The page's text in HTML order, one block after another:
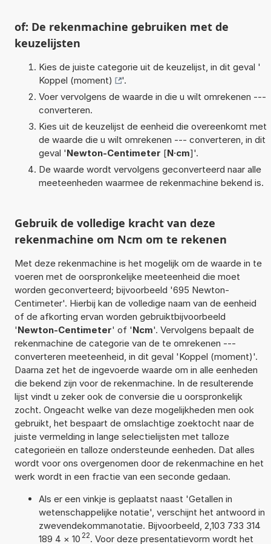
of: De rekenmachine gebruiken met de
keuzelijsten
Kies de juiste categorie uit de keuzelijst, in dit geval '
Koppel (moment)
'.
Voer vervolgens de waarde in die u wilt omrekenen ---
converteren.
Kies uit de keuzelijst de eenheid die overeenkomt met
de waarde die u wilt omrekenen --- converteren, in dit
geval 'Newton-Centimeter [N·cm]'.
De waarde wordt vervolgens geconverteerd naar alle
meeteenheden waarmee de rekenmachine bekend is.
Gebruik de volledige kracht van deze
rekenmachine om Ncm om te rekenen
Met deze rekenmachine is het mogelijk om de waarde in te
voeren met de oorspronkelijke meeteenheid die moet
worden geconverteerd; bijvoorbeeld '695 Newton-
Centimeter'. Hierbij kan de volledige naam van de eenheid
of de afkorting ervan worden gebruiktbijvoorbeeld
'Newton-Centimeter' of 'Ncm'. Vervolgens bepaalt de
rekenmachine de categorie van de te omrekenen ---
converteren meeteenheid, in dit geval 'Koppel (moment)'.
Daarna zet het de ingevoerde waarde om in alle eenheden
die bekend zijn voor de rekenmachine. In de resulterende
lijst vindt u zeker ook de conversie die u oorspronkelijk
zocht. Ongeacht welke van deze mogelijkheden men ook
gebruikt, het bespaart de omslachtige zoektocht naar de
juiste vermelding in lange selectielijsten met talloze
categorieën en talloze ondersteunde eenheden. Dat alles
wordt voor ons overgenomen door de rekenmachine en het
werk wordt in een fractie van een seconde gedaan.
Als er een vinkje is geplaatst naast 'Getallen in
wetenschappelijke notatie', verschijnt het antwoord in
zwevendekommanotatie. Bijvoorbeeld, 2,103 733 314
189 4 × 10 22. Voor deze presentatievorm wordt het